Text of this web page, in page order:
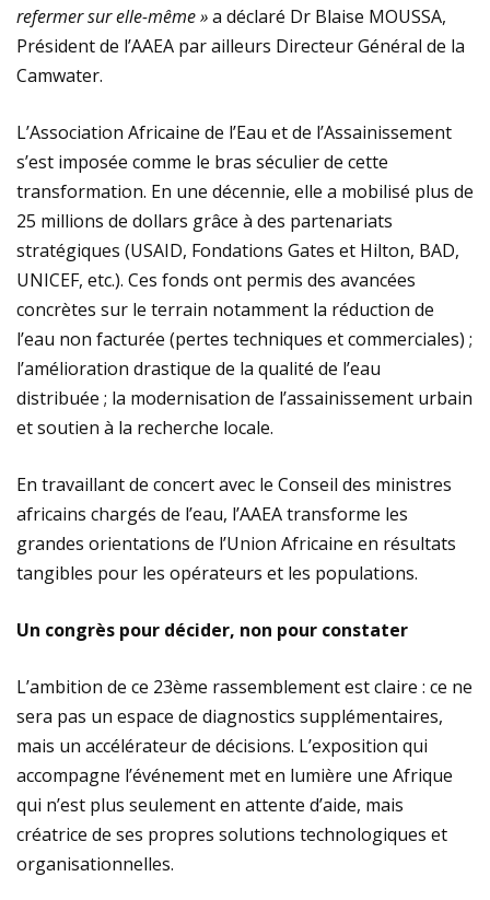
refermer sur elle-même »a déclaré Dr Blaise MOUSSA,
Président de l’AAEA par ailleurs Directeur Général de la
Camwater.
L’Association Africaine de l’Eau et de l’Assainissement
s’est imposée comme le bras séculier de cette
transformation. En une décennie, elle a mobilisé plus de
25 millions de dollars grâce à des partenariats
stratégiques (USAID, Fondations Gates et Hilton, BAD,
UNICEF, etc.). Ces fonds ont permis des avancées
concrètes sur le terrain notamment la réduction de
l’eau non facturée (pertes techniques et commerciales) ;
l’amélioration drastique de la qualité de l’eau
distribuée ; la modernisation de l’assainissement urbain
et soutien à la recherche locale.
En travaillant de concert avec le Conseil des ministres
africains chargés de l’eau, l’AAEA transforme les
grandes orientations de l’Union Africaine en résultats
tangibles pour les opérateurs et les populations.
Un congrès pour décider, non pour constater
L’ambition de ce 23ème rassemblement est claire : ce ne
sera pas un espace de diagnostics supplémentaires,
mais un accélérateur de décisions. L’exposition qui
accompagne l’événement met en lumière une Afrique
qui n’est plus seulement en attente d’aide, mais
créatrice de ses propres solutions technologiques et
organisationnelles.